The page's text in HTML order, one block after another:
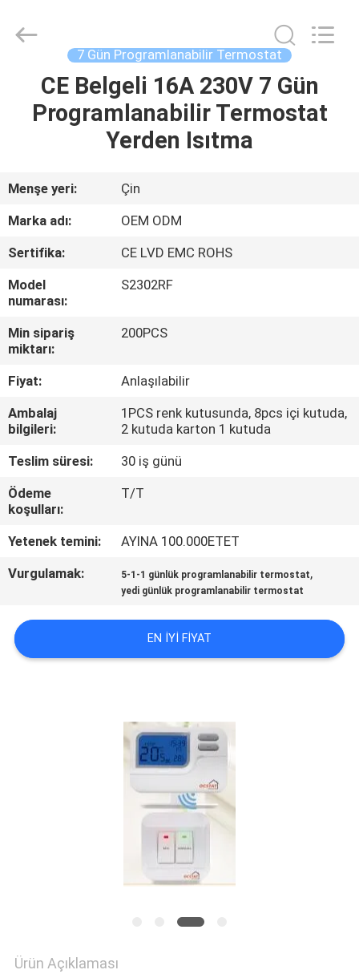
SG
GÖSTERISI
HAKKIMIZDA
TURU
KALITE
KONTROL
BIZE
ULAŞIN
BIR
TEKLIF
SITE
Limited.
7 Gün Programlanabilir Termostat
CE Belgeli 16A 230V 7 Gün
Programlanabilir Termostat
Yerden Isıtma
Menşe yeri:
Çin
Marka adı:
OEM ODM
Sertifika:
CE LVD EMC ROHS
Model
numarası:
S2302RF
Min sipariş
miktarı:
200PCS
Fiyat:
Anlaşılabilir
Ambalaj
bilgileri:
1PCS renk kutusunda, 8pcs içi kutuda,
2 kutuda karton 1 kutuda
Teslim süresi:
30 iş günü
Ödeme
koşulları:
T/T
Yetenek temini:
AYINA 100.000ETET
Vurgulamak:
5-1-1 günlük programlanabilir termostat,
yedi günlük programlanabilir termostat
EN IYI FIYAT
Ürün Açıklaması